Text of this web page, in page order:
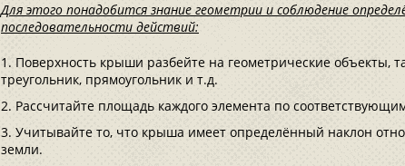
Для этого понадобится знание геометрии и соблюдение
последовательности действий:
Поверхность крыши разбейте на геометрические объекты,
треугольник, прямоугольник и т.д.
Рассчитайте площадь каждого элемента по
Учитывайте то, что крыша имеет определённый наклон
земли.